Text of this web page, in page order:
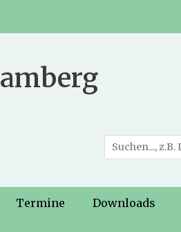
Suche
nach:
Termine Downloads